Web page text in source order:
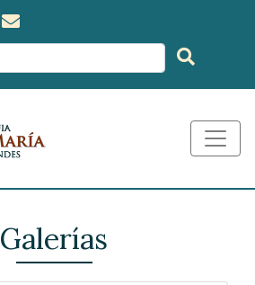
Galerías